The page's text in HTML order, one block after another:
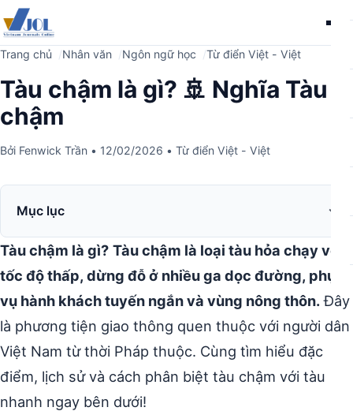
Trang chủ Nhân văn Ngôn ngữ học Từ điển Việt - Việt
Tàu chậm là gì? 🚢 Nghĩa Tàu
chậm
Bởi Fenwick Trần • 12/02/2026 • Từ điển Việt - Việt
Mục lục
Tàu chậm là gì? Tàu chậm là loại tàu hỏa chạy với
tốc độ thấp, dừng đỗ ở nhiều ga dọc đường, phục
vụ hành khách tuyến ngắn và vùng nông thôn.Đây
là phương tiện giao thông quen thuộc với người dân
Việt Nam từ thời Pháp thuộc. Cùng tìm hiểu đặc
điểm, lịch sử và cách phân biệt tàu chậm với tàu
nhanh ngay bên dưới!